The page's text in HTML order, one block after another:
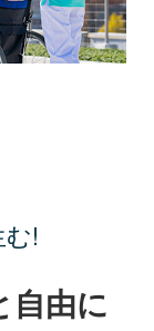
!
自由に